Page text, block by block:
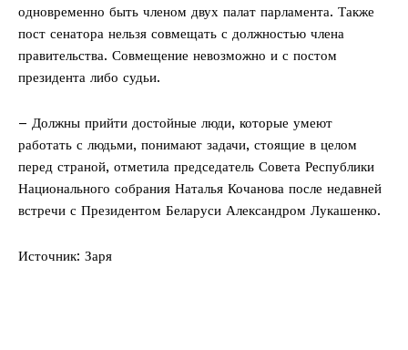
одновременно быть членом двух палат парламента. Также
пост сенатора нельзя совмещать с должностью члена
правительства. Совмещение невозможно и с постом
президента либо судьи.
– Должны прийти достойные люди, которые умеют
работать с людьми, понимают задачи, стоящие в целом
перед страной, отметила председатель Совета Республики
Национального собрания Наталья Кочанова после недавней
встречи с Президентом Беларуси Александром Лукашенко.
Источник: Заря